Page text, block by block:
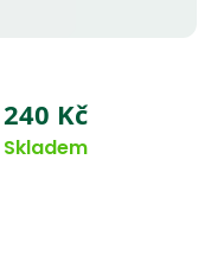
240 Kč
Skladem